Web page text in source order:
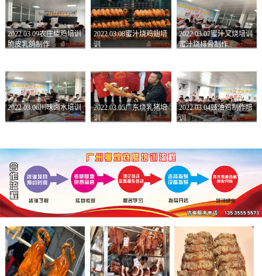
2022.03.09农庄烧鸡培训
脆皮乳鸽制作
2022.03.08蜜汁烧鸡翅培
训
2022.03.07蜜汁叉烧培训
蜜汁烧排骨制作
2022.03.06川味卤水培训
2022.03.05广东烧乳猪培
训
2022.03.04豉油鸡制作培
训